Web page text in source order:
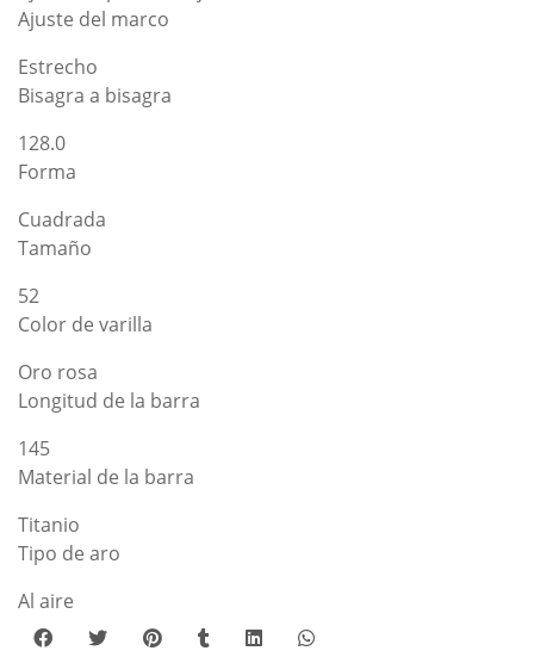
Ajuste del marco
Estrecho
Bisagra a bisagra
128.0
Forma
Cuadrada
Tamaño
52
Color de varilla
Oro rosa
Longitud de la barra
145
Material de la barra
Titanio
Tipo de aro
Al aire